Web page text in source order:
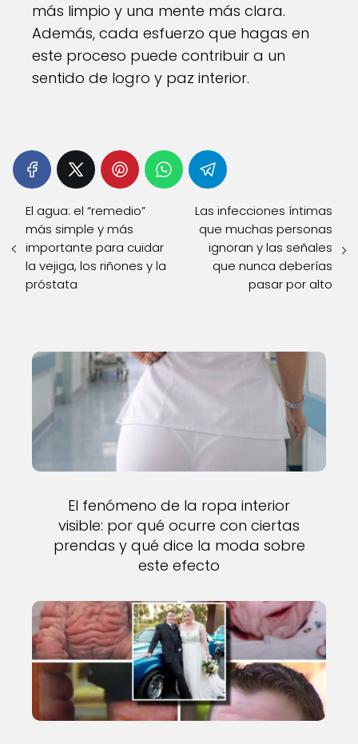
más limpio y una mente más clara.
Además, cada esfuerzo que hagas en
este proceso puede contribuir a un
sentido de logro y paz interior.
El agua: el “remedio”
más simple y más
importante para cuidar
la vejiga, los riñones y la
próstata
Las infecciones íntimas
que muchas personas
ignoran y las señales
que nunca deberías
pasar por alto
El fenómeno de la ropa interior
visible: por qué ocurre con ciertas
prendas y qué dice la moda sobre
este efecto